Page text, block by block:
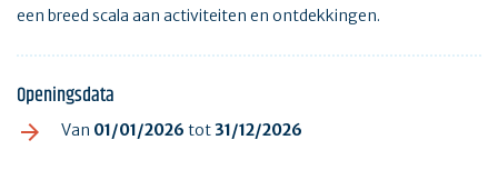
een breed scala aan activiteiten en ontdekkingen.
Openingsdata
Van 01/01/2026 tot31/12/2026